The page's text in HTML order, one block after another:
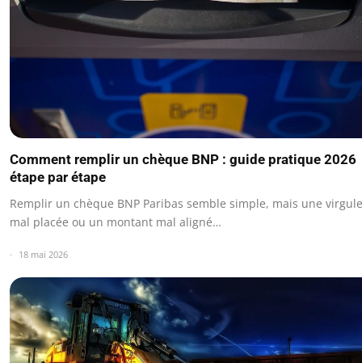
Comment remplir un chèque BNP : guide pratique 2026
étape par étape
Remplir un chèque BNP Paribas semble simple, mais une virgule
mal placée ou un montant mal aligné…
18 mai 2026